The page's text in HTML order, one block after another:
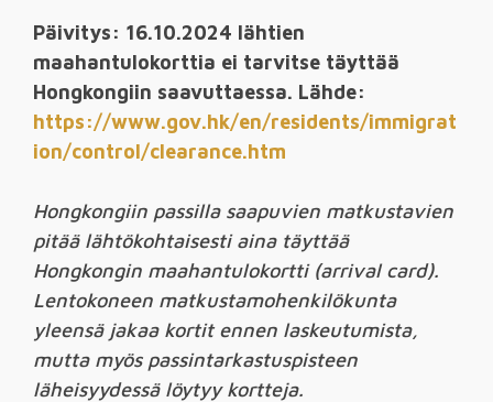
Päivitys: 16.10.2024 lähtien
maahantulokorttia ei tarvitse täyttää
Hongkongiin saavuttaessa. Lähde:
https://www.gov.hk/en/residents/immigrat
ion/control/clearance.htm
Hongkongiin passilla saapuvien matkustavien
pitää lähtökohtaisesti aina täyttää
Hongkongin maahantulokortti (arrival card).
Lentokoneen matkustamohenkilökunta
yleensä jakaa kortit ennen laskeutumista,
mutta myös passintarkastuspisteen
läheisyydessä löytyy kortteja.